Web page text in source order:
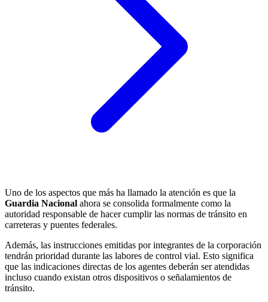
Uno de los aspectos que más ha llamado la atención es que la
Guardia Nacional ahora se consolida formalmente como la
autoridad responsable de hacer cumplir las normas de tránsito en
carreteras y puentes federales.
Además, las instrucciones emitidas por integrantes de la corporación
tendrán prioridad durante las labores de control vial. Esto significa
que las indicaciones directas de los agentes deberán ser atendidas
incluso cuando existan otros dispositivos o señalamientos de
tránsito.